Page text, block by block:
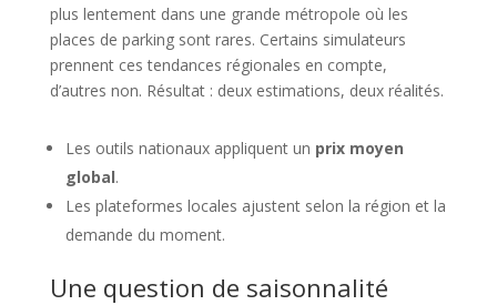
plus lentement dans une grande métropole où les
places de parking sont rares. Certains simulateurs
prennent ces tendances régionales en compte,
d’autres non. Résultat : deux estimations, deux réalités.
Les outils nationaux appliquent un prix moyen
global.
Les plateformes locales ajustent selon la région et la
demande du moment.
Une question de saisonnalité